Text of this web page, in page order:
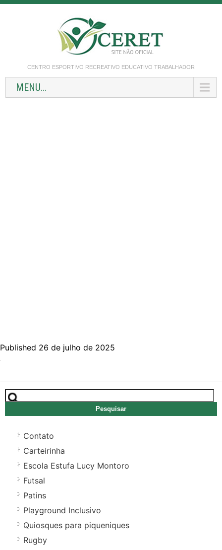
CENTRO ESPORTIVO RECREATIVO EDUCATIVO TRABALHADOR
MENU...
Published 26 de julho de 2025
Pesquisar
por:
Contato
Carteirinha
Escola Estufa Lucy Montoro
Futsal
Patins
Playground Inclusivo
Quiosques para piqueniques
Rugby